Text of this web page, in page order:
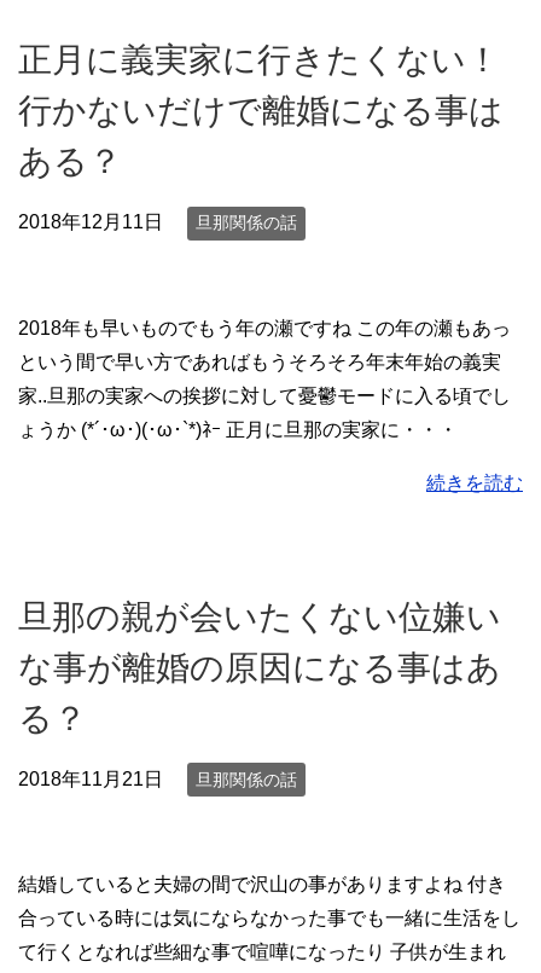
正月に義実家に行きたくない！
行かないだけで離婚になる事は
ある？
2018年12月11日 旦那関係の話
2018年も早いものでもう年の瀬ですね この年の瀬もあっ
という間で早い方であればもうそろそろ年末年始の義実
家..旦那の実家への挨拶に対して憂鬱モードに入る頃でし
ょうか (*´･ω･)(･ω･`*)ﾈｰ 正月に旦那の実家に・・・
続きを読む
旦那の親が会いたくない位嫌い
な事が離婚の原因になる事はあ
る？
2018年11月21日 旦那関係の話
結婚していると夫婦の間で沢山の事がありますよね 付き
合っている時には気にならなかった事でも一緒に生活をし
て行くとなれば些細な事で喧嘩になったり 子供が生まれ